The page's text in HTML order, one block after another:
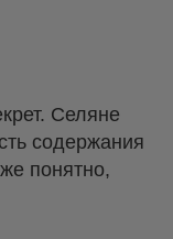
Селяне
содержания
понятно,